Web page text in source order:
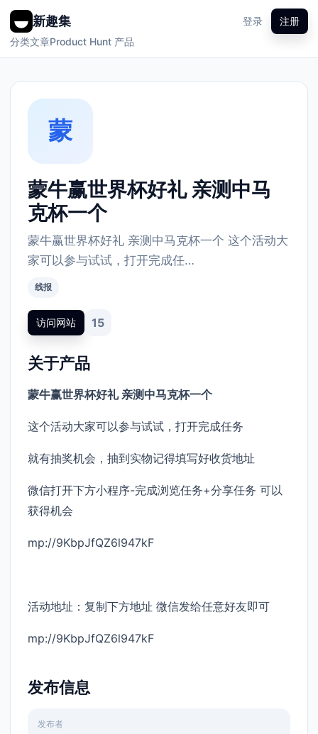
新趣集
分类文章Product Hunt 产品
登录 注册
蒙
蒙牛赢世界杯好礼 亲测中马
克杯一个
蒙牛赢世界杯好礼 亲测中马克杯一个 这个活动大
家可以参与试试，打开完成任…
线报
访问网站 15
关于产品
蒙牛赢世界杯好礼 亲测中马克杯一个
这个活动大家可以参与试试，打开完成任务
就有抽奖机会，抽到实物记得填写好收货地址
微信打开下方小程序-完成浏览任务+分享任务 可以
获得机会
mp://9KbpJfQZ6l947kF
活动地址：复制下方地址 微信发给任意好友即可
mp://9KbpJfQZ6l947kF
发布信息
发布者